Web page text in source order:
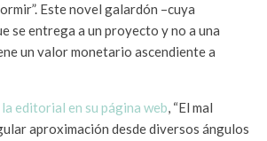
Este novel galardón –cuya
se entrega a un proyecto y no a una
un valor monetario ascendiente a
la editorial en su página web, “El mal
aproximación desde diversos ángulos